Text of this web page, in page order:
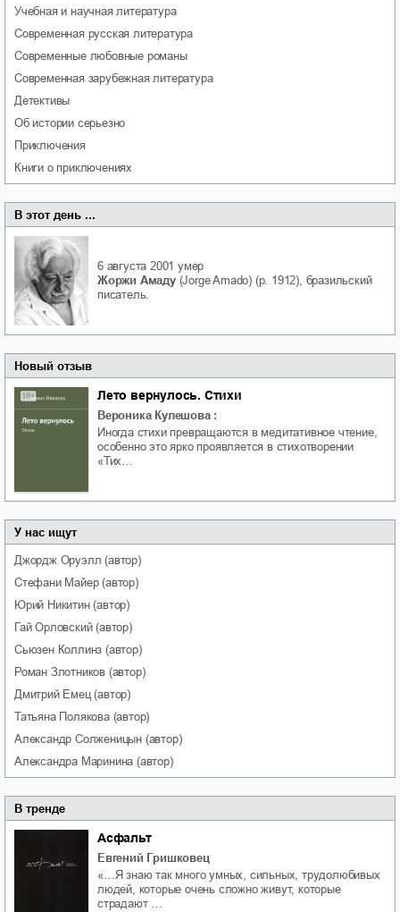
учебная и научная литература
современная русская литература
современные любовные романы
современная зарубежная литература
детективы
об истории серьезно
приключения
книги о приключениях
В этот день ...
6 августа 2001 умер
Жоржи Амаду(Jorge Amado) (р. 1912), бразильский
писатель.
Новый отзыв
Лето вернулось. Стихи
Вероника Кулешова :
Иногда стихи превращаются в медитативное чтение,
особенно это ярко проявляется в стихотворении
«Тих…
У нас ищут
Джордж Оруэлл (автор)
Стефани Майер(автор)
Юрий Никитин(автор)
Гай Орловский(автор)
Сьюзен Коллинз (автор)
Роман Злотников (автор)
Дмитрий Емец(автор)
Татьяна Полякова(автор)
Александр Солженицын (автор)
Александра Маринина (автор)
В тренде
Асфальт
Евгений Гришковец
«…Я знаю так много умных, сильных, трудолюбивых
людей, которые очень сложно живут, которые
страдают …